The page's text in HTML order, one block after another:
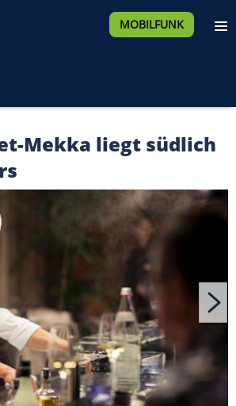
MOBILFUNK
Mekka liegt südlich